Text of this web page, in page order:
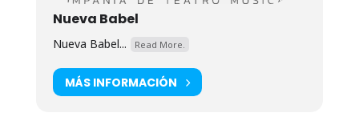
Nueva Babel
Nueva Babel... Read More.
MÁS INFORMACIÓN